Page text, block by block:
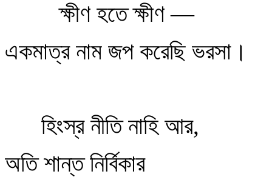
ক্ষীণ হতে ক্ষীণ —
একমাত্র নাম জপ করেছি ভরসা।
হিংস্র নীতি নাহি আর,
অতি শান্ত নির্বিকার